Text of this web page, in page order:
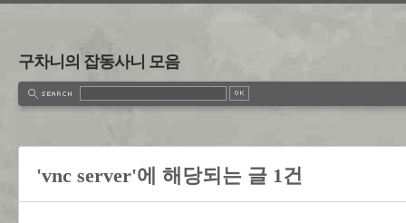
구차니의 잡동사니 모음
'vnc server'에 해당되는 글 1건